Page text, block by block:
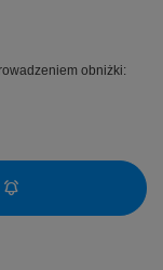
obniżki: